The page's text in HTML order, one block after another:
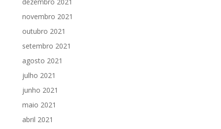
dezembro 2021
novembro 2021
outubro 2021
setembro 2021
agosto 2021
julho 2021
junho 2021
maio 2021
abril 2021